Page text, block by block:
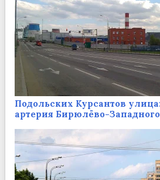
Подольских Курсантов
артерия Бирюлёво-Западного